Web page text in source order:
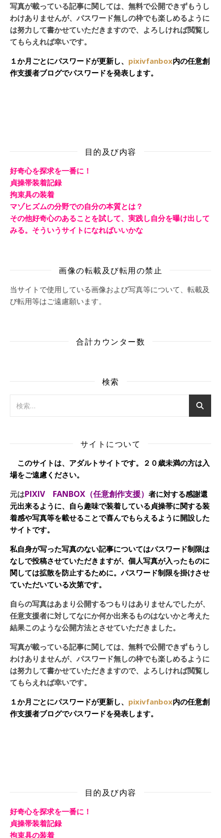
写真が載っている記事に関しては、無料で公開できずもうし
わけありませんが、パスワード無しの枠でも楽しめるように
は努力して書かせていただきますので、よろしければ閲覧し
てもらえれば幸いです。
１か月ごとにパスワードが更新し、 pixivfanbox内の任意創
作支援者ブログでパスワードを発表します。
目的及び内容
好奇心を探求を一番に！
貞操帯装着記録
拘束具の装着
マゾヒズムの分野での自分の本質とは？
その他好奇心のあることを試して、実践し自分を曝け出して
みる。そういうサイトになればいいかな
画像の転載及び転用の禁止
当サイトで使用している画像および写真等について、転載及
び転用等はご遠慮願います。
合計カウンター数
検索
サイトについて
このサイトは、アダルトサイトです。２０歳未満の方は入
場をご遠慮ください。
元はPIXIV FANBOX（任意創作支援） 者に対する感謝還
元出来るように、自ら趣味で装着している貞操帯に関する装
着感や写真等を載せることで喜んでもらえるように開設した
サイトです。
私自身が写った写真のない記事についてはパスワード制限は
なしで投稿させていただきますが、個人写真が入ったものに
関しては拡散を防止するために。パスワード制限を掛けさせ
ていただいている次第です。
自らの写真はあまり公開するつもりはありませんでしたが、
任意支援者に対してなにか何か出来るものはないかと考えた
結果このような公開方法とさせていただきました。
写真が載っている記事に関しては、無料で公開できずもうし
わけありませんが、パスワード無しの枠でも楽しめるように
は努力して書かせていただきますので、よろしければ閲覧し
てもらえれば幸いです。
１か月ごとにパスワードが更新し、 pixivfanbox内の任意創
作支援者ブログでパスワードを発表します。
目的及び内容
好奇心を探求を一番に！
貞操帯装着記録
拘束具の装着